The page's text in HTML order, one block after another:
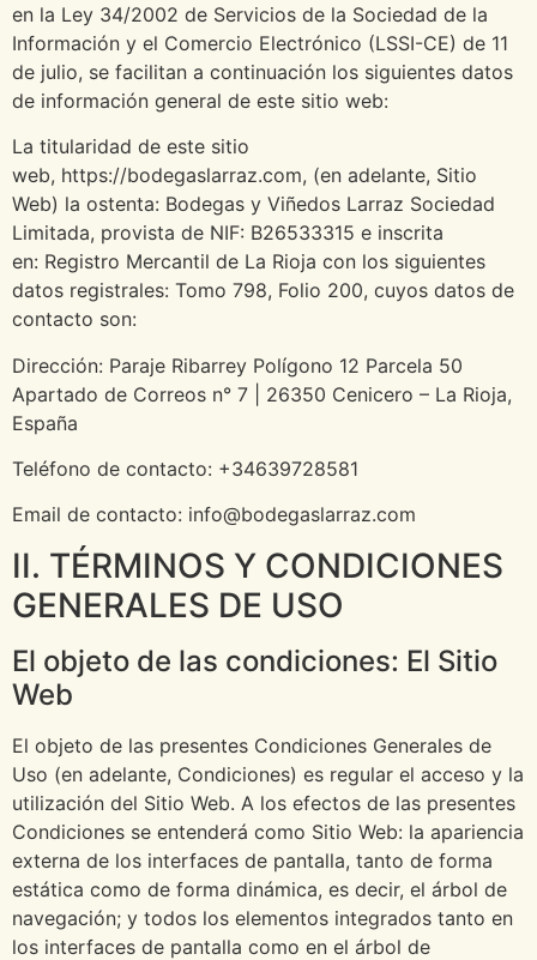
en la Ley 34/2002 de Servicios de la Sociedad de la
Información y el Comercio Electrónico (LSSI-CE) de 11
de julio, se facilitan a continuación los siguientes datos
de información general de este sitio web:
La titularidad de este sitio
web, https://bodegaslarraz.com, (en adelante, Sitio
Web) la ostenta: Bodegas y Viñedos Larraz Sociedad
Limitada, provista de NIF: B26533315 e inscrita
en: Registro Mercantil de La Rioja con los siguientes
datos registrales: Tomo 798, Folio 200, cuyos datos de
contacto son:
Dirección: Paraje Ribarrey Polígono 12 Parcela 50
Apartado de Correos n° 7 | 26350 Cenicero – La Rioja,
España
Teléfono de contacto: +34639728581
Email de contacto: info@bodegaslarraz.com
II. TÉRMINOS Y CONDICIONES
GENERALES DE USO
El objeto de las condiciones: El Sitio
Web
El objeto de las presentes Condiciones Generales de
Uso (en adelante, Condiciones) es regular el acceso y la
utilización del Sitio Web. A los efectos de las presentes
Condiciones se entenderá como Sitio Web: la apariencia
externa de los interfaces de pantalla, tanto de forma
estática como de forma dinámica, es decir, el árbol de
navegación; y todos los elementos integrados tanto en
los interfaces de pantalla como en el árbol de